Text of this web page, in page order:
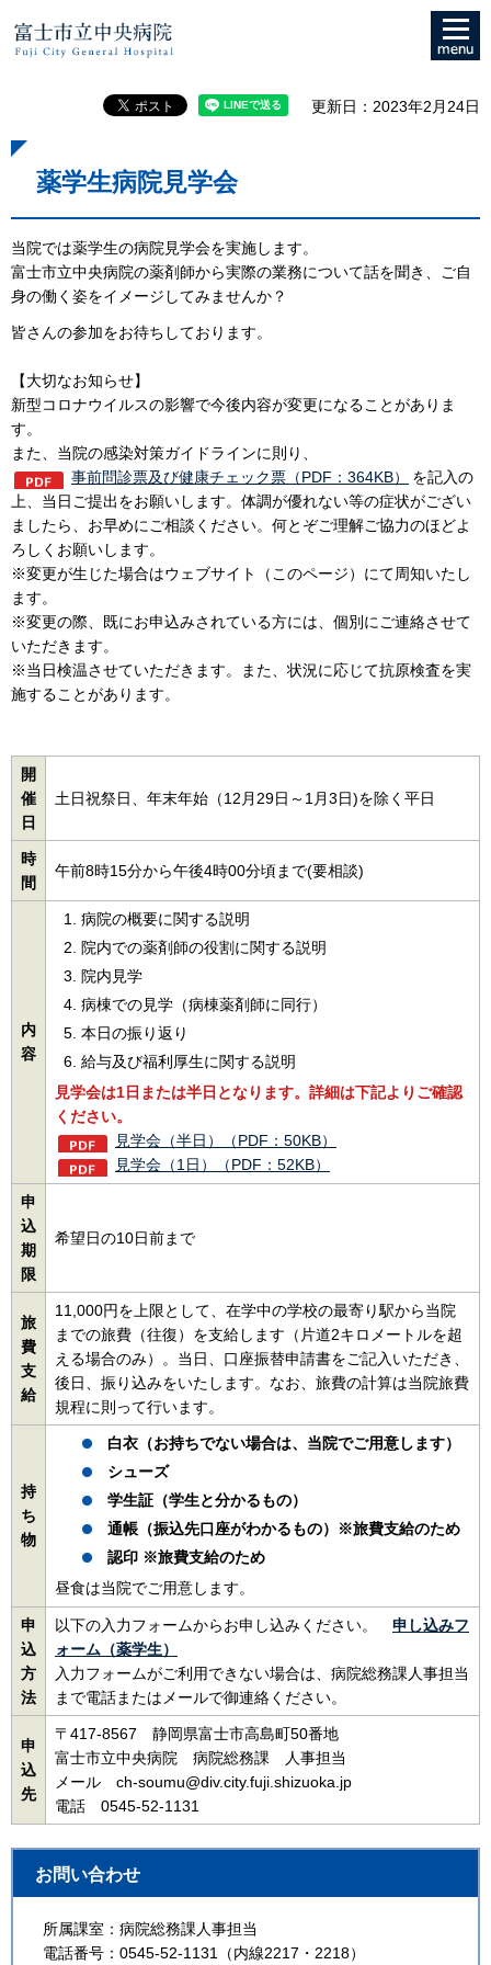
富士市立中央病院
メニュ
ー
更新日：2023年2月24日
薬学生病院見学会
当院では薬学生の病院見学会を実施します。
富士市立中央病院の薬剤師から実際の業務について話を聞き、ご自
身の働く姿をイメージしてみませんか？
皆さんの参加をお待ちしております。
【大切なお知らせ】
新型コロナウイルスの影響で今後内容が変更になることがありま
す。
また、当院の感染対策ガイドラインに則り、
事前問診票及び健康チェック票（PDF：364KB）
を記入の
上、当日ご提出をお願いします。体調が優れない等の症状がござい
ましたら、お早めにご相談ください。何とぞご理解ご協力のほどよ
ろしくお願いします。
※変更が生じた場合はウェブサイト（このページ）にて周知いたし
ます。
※変更の際、既にお申込みされている方には、個別にご連絡させて
いただきます。
※当日検温させていただきます。また、状況に応じて抗原検査を実
施することがあります。
開
催
日
土日祝祭日、年末年始（12月29日～1月3日)を除く平日
時
間
午前8時15分から午後4時00分頃まで(要相談)
内
容
病院の概要に関する説明
院内での薬剤師の役割に関する説明
院内見学
病棟での見学（病棟薬剤師に同行）
本日の振り返り
給与及び福利厚生に関する説明
見学会は1日または半日となります。詳細は下記よりご確認
ください。
見学会（半日）（PDF：50KB）
見学会（1日）（PDF：52KB）
申
込
期
限
希望日の10日前まで
旅
費
支
給
11,000円を上限として、在学中の学校の最寄り駅から当院
までの旅費（往復）を支給します（片道2キロメートルを超
える場合のみ）。当日、口座振替申請書をご記入いただき、
後日、振り込みをいたします。なお、旅費の計算は当院旅費
規程に則って行います。
持
ち
物
白衣（お持ちでない場合は、当院でご用意します）
シューズ
学生証（学生と分かるもの）
通帳（振込先口座がわかるもの）※旅費支給のため
認印 ※旅費支給のため
昼食は当院でご用意します。
申
込
方
法
以下の入力フォームからお申し込みください。 申し込みフ
ォーム（薬学生）
入力フォームがご利用できない場合は、病院総務課人事担当
まで電話またはメールで御連絡ください。
申
込
先
〒417-8567 静岡県富士市高島町50番地
富士市立中央病院 病院総務課 人事担当
メール ch-soumu@div.city.fuji.shizuoka.jp
電話 0545-52-1131
お問い合わせ
所属課室：病院総務課人事担当
電話番号：0545-52-1131（内線2217・2218）